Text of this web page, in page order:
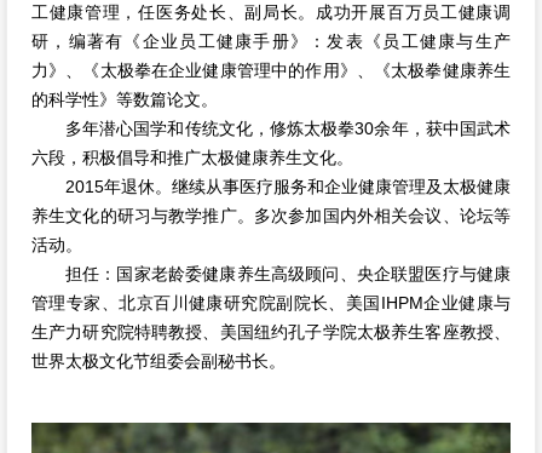
工健康管理，任医务处长、副局长。成功开展百万员工健康调
研，编著有《企业员工健康手册》：发表《员工健康与生产
力》、《太极拳在企业健康管理中的作用》、《太极拳健康养生
的科学性》等数篇论文。
多年潜心国学和传统文化，修炼太极拳30余年，获中国武术
六段，积极倡导和推广太极健康养生文化。
2015年退休。继续从事医疗服务和企业健康管理及太极健康
养生文化的研习与教学推 广。多次参加国内外相关会议、论坛等
活动。
担任：国家老龄委健康养生高级顾问、央企联盟医疗与健康
管理专家、北京百川健康研究院副院长、美国IHPM企业健康与
生产力研究院特聘教授、美国纽约孔子学院太极养生客座教授、
世界太极文化节组委会副秘书长。